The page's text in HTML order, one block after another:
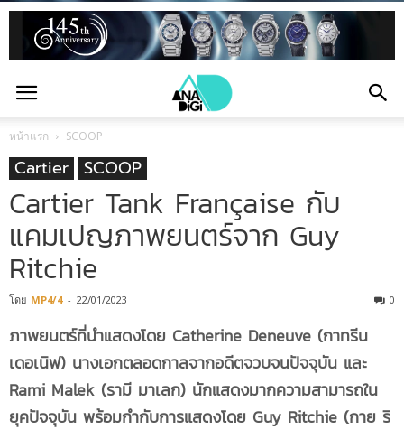
หน้าแรก SCOOP
Cartier SCOOP
Cartier Tank Française กับ
แคมเปญภาพยนตร์จาก Guy
Ritchie
โดย MP4/4 - 22/01/2023 0
ภาพยนตร์ที่นำแสดงโดย Catherine Deneuve (กาทรีน
เดอเนิฟ) นางเอกตลอดกาลจากอดีตจวบจนปัจจุบัน และ
Rami Malek (รามี มาเลก) นักแสดงมากความสามารถใน
ยุคปัจจุบัน พร้อมกำกับการแสดงโดย Guy Ritchie (กาย ริ